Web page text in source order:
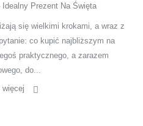
Prezent Na Święta
się wielkimi krokami, a wraz z
co kupić najbliższym na
praktycznego, a zarazem
do...